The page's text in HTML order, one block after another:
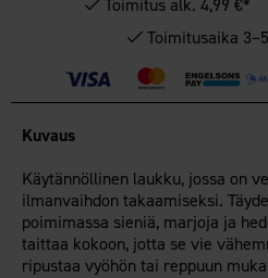
Toimitus alk. 4,99 €*
Toimitusaika
Kuvaus
Käytännöllinen laukku, jossa on
ilmanvaihdon takaamiseksi.
poimimassa sieniä, marjoja ja
taittaa kokoon, jotta se vie
ripustaa vyöhön tai reppuun